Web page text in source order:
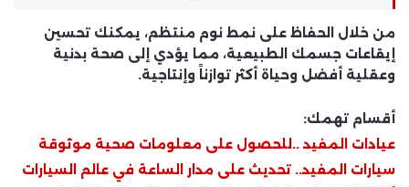
من خلال الحفاظ على نمط نوم منتظم، يمكنك تحسين
إيقاعات جسمك الطبيعية، مما يؤدي إلى صحة بدنية
وعقلية أفضل وحياة أكثر توازناً وإنتاجية.
أقسام تهمك:
عيادات المفيد ..للحصول على معلومات صحية موثوقة
سيارات المفيد.. تحديث على مدار الساعة في عالم السيارات